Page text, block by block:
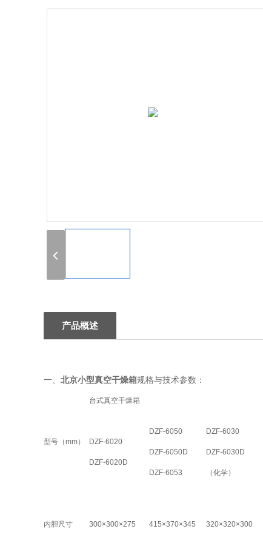
产品概述
一、 北京小型真空干燥箱规格与技术参数：
型号（mm）
台式真空干燥箱
DZF-6020
DZF-6020D
DZF-6050
DZF-6050D
DZF-6053
DZF-6030
DZF-6030D
（化学）
内胆尺寸 300×300×275 415×370×345 320×320×300